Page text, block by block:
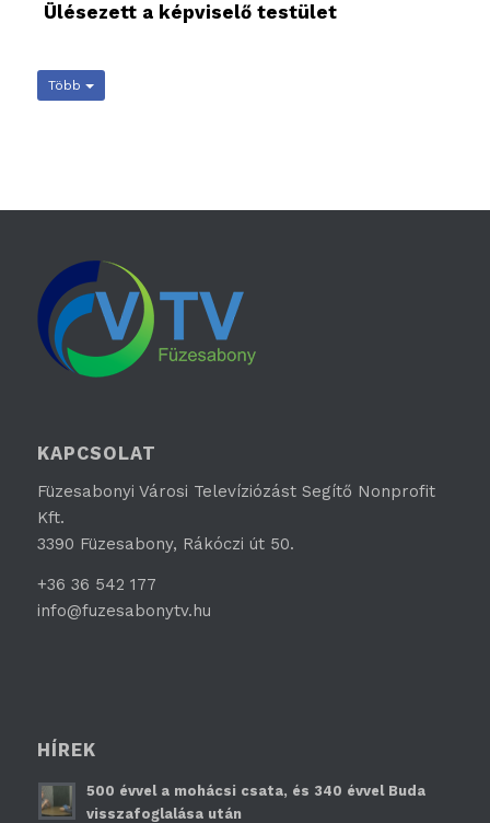
Ülésezett a képviselő testület
Több
KAPCSOLAT
Füzesabonyi Városi Televíziózást Segítő Nonprofit
Kft.
3390 Füzesabony, Rákóczi út 50.
+36 36 542 177
info@fuzesabonytv.hu
HÍREK
500 évvel a mohácsi csata, és 340 évvel Buda
visszafoglalása után